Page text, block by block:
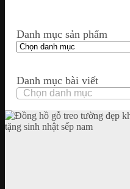
Danh mục sản phẩm
Danh mục bài viết
Danh
mục
bài
viết